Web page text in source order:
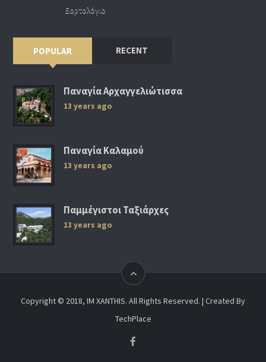
Εορτολόγιο
POPULAR RECENT
Παναγία Αρχαγγελιώτισσα
13 years ago
Παναγία Καλαμού
13 years ago
Παμμέγιστοι Ταξιάρχες
13 years ago
Copyright © 2018, IM XANTHIS. All Rights Reserved. | Created By
TechPlace